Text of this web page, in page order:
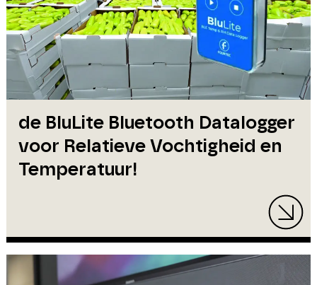
de BluLite Bluetooth Datalogger
voor Relatieve Vochtigheid en
Temperatuur!